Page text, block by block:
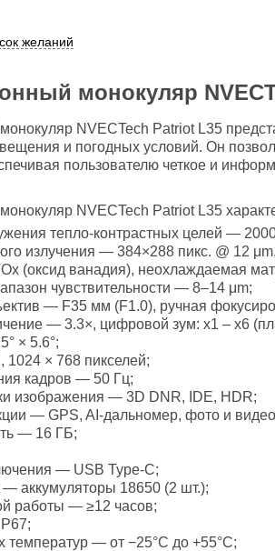
желаний
монокуляр
NVECTech Patriot L35
и погодных условий. Он
пользователю четкое и
NVECTech Patriot L35
тепло-контрастных целей —
излучения — 384×288 пикс. @ 12
(оксид ванадия), неохлаждаемая
чувствительности — 8–14 μm;
— F35 мм (F1.0), ручная
— 3.3×, цифровой зум: x1 – x6
× 5.6°;
× 768 пикселей;
кадров — 50 Гц;
изображения — 3D DNR, IDE, HDR;
— GPS, AI-дальномер, фото и
— 16 ГБ;
— USB Type-C;
аккумуляторы 18650 (2 шт.);
работы — ≥12 часов;
температур — от −25°C до +55°C;